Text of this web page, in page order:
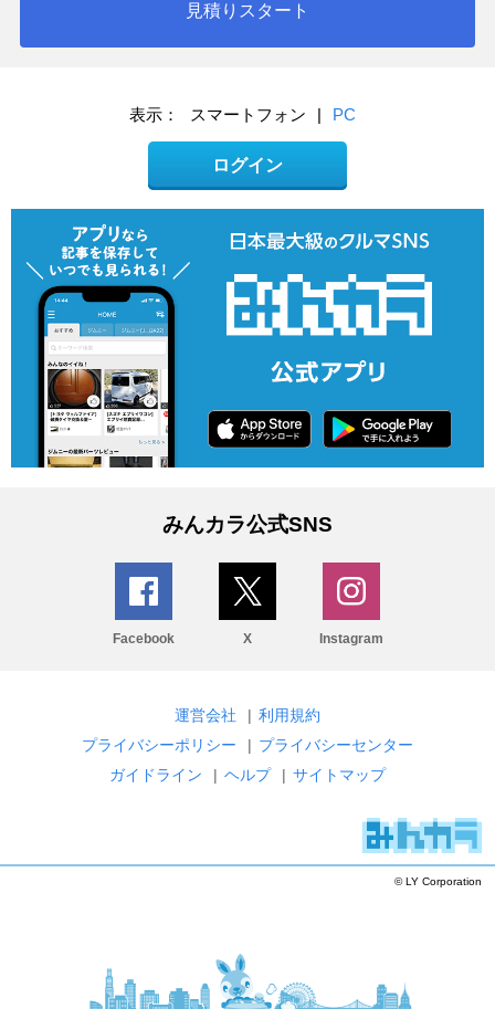
見積りスタート
表示： スマートフォン | PC
ログイン
みんカラ公式SNS
Facebook X Instagram
運営会社 | 利用規約
プライバシーポリシー
| プライバシーセンター
ガイドライン
| ヘルプ | サイトマップ
© LY Corporation